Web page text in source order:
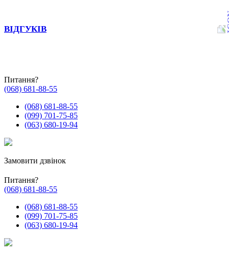
ВІДГУКІВ
Питання?
(068) 681-88-55
(068) 681-88-55
(099) 701-75-85
(063) 680-19-94
Замовити дзвінок
Питання?
(068) 681-88-55
(068) 681-88-55
(099) 701-75-85
(063) 680-19-94